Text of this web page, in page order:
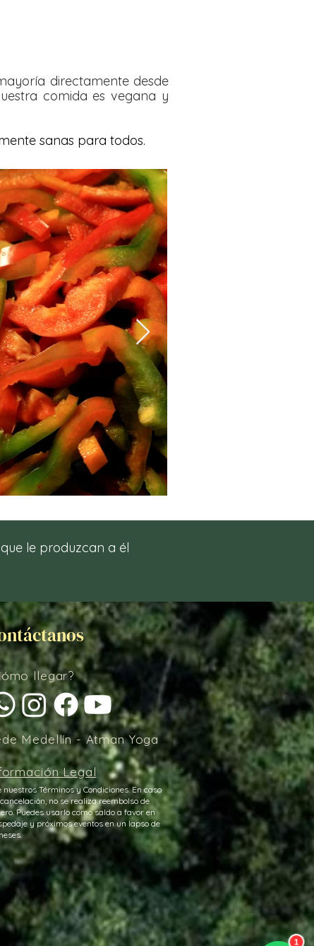
directamente desde
comida es vegana y
sanas para todos.
le produzcan a él
llegar?
Medellín -Atman Yoga
Legal
nuestros Términos y Condiciones.En caso
no se realiza reembolso de
Puedes usarlo como saldo a favor en
y próximos eventos en un lapso de